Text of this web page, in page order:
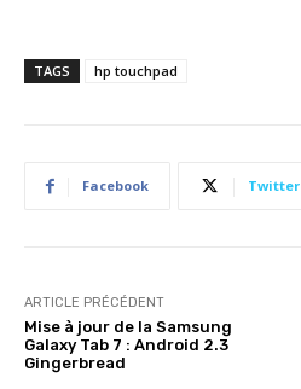
TAGS hp touchpad
Facebook Twitter
ARTICLE PRÉCÉDENT
Mise à jour de la Samsung
Galaxy Tab 7 : Android 2.3
Gingerbread